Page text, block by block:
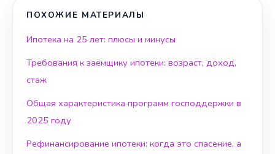
ПОХОЖИЕ МАТЕРИАЛЫ
Ипотека на 25 лет: плюсы и минусы
Требования к заёмщику ипотеки: возраст, доход,
стаж
Общая характеристика программ господдержки в
2025 году
Рефинансирование ипотеки: когда это спасение, а